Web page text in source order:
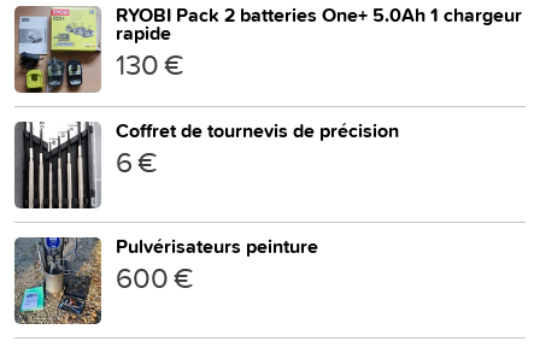
RYOBI Pack 2 batteries One+ 5.0Ah 1 chargeur
rapide
130 €
Coffret de tournevis de précision
6 €
Pulvérisateurs peinture
600 €